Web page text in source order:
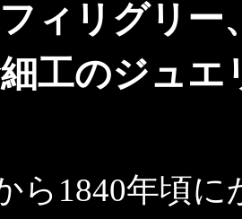
ィリグリー
工のジュエ
ら1840年頃